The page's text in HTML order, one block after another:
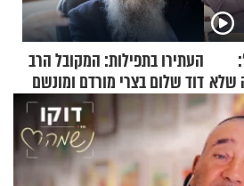
שלא
העתירו בתפילות: המקובל הרב
דוד שלום בצרי מורדם ומונשם